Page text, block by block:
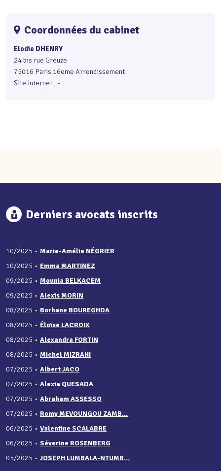
Coordonnées du cabinet
Elodie DHENRY
24 bis rue Greuze
75016 Paris 16eme Arrondissement
Site internet
-
Derniers avocats inscrits
10/2025 • Marie-Amélie NÉGRIER
10/2025 • Emma MARTINEZ
09/2025 • Mounia BELKACEM
09/2025 • Alexis MORIN
08/2025 • Borhane BOUREGHDA
08/2025 • Éloïse LACROIX
08/2025 • Alexandra FORTIN
08/2025 • Michel MIZRAHI
07/2025 • Albert JACO
07/2025 • Alexia QUESADA
07/2025 • Abraham ASSESSO
07/2025 • Romy MEVOUNGOU ZAMB...
06/2025 • Valentine SCALABRE
06/2025 • Séverine ROSENBERG
05/2025 • JOSEPH LUMBALA-NTUMB...